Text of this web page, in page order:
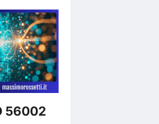
56002